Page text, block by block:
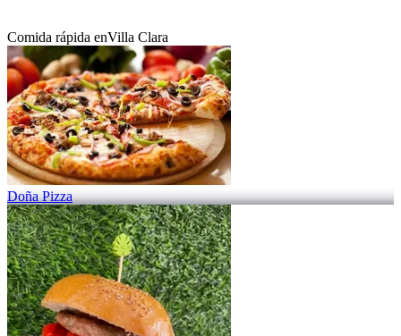
Comida rápida enVilla Clara
Doña Pizza